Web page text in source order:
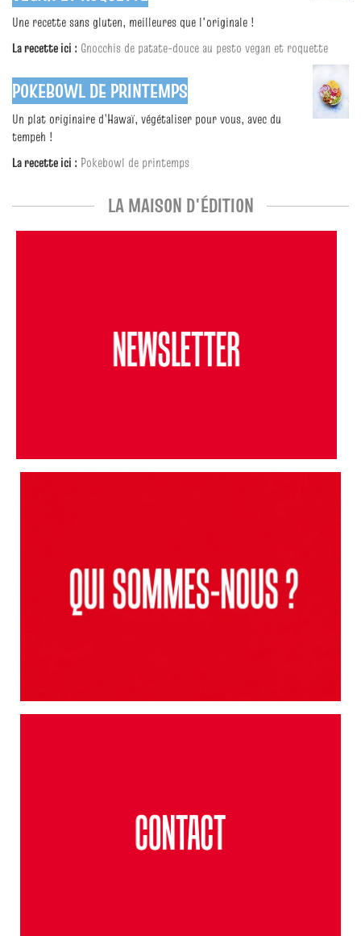
Une recette sans gluten, meilleures que l'originale !
La recette ici : Gnocchis de patate-douce au pesto vegan et roquette
POKEBOWL DE PRINTEMPS
Un plat originaire d’Hawaï, végétaliser pour vous, avec du
tempeh !
La recette ici : Pokebowl de printemps
LA MAISON D'ÉDITION